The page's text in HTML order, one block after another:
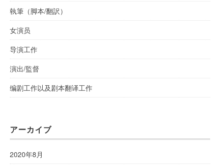
執筆（脚本/翻訳）
女演员
导演工作
演出/監督
编剧工作以及剧本翻译工作
アーカイブ
2020年8月